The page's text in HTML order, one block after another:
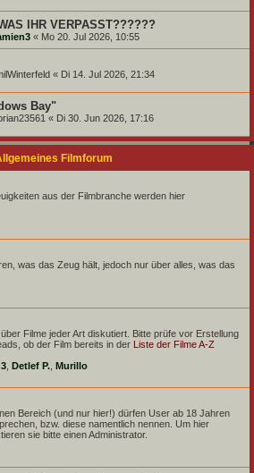
IHR VERPASST??????
« Mo 20. Jul 2026, 10:55
« Di 14. Jul 2026, 21:34
Bay"
« Di 30. Jun 2026, 17:16
Filmforum
aus der Filmbranche werden hier
was das Zeug hält, jedoch nur über alles, was das
Filme jeder Art diskutiert. Bitte prüfe vor Erstellung
ob der Film bereits in der Liste der Filme A-Z
Detlef P. Murillo
Bereich (und nur hier!) dürfen User ab 18 Jahren
bzw. diese namentlich nennen. Um hier
sie bitte einen Administrator.